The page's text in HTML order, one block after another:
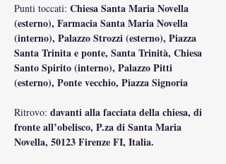
Punti toccati: Chiesa Santa Maria Novella
(esterno), Farmacia Santa Maria Novella
(interno), Palazzo Strozzi (esterno), Piazza
Santa Trinita e ponte, Santa Trinità, Chiesa
Santo Spirito (interno), Palazzo Pitti
(esterno), Ponte vecchio, Piazza Signoria
Ritrovo: davanti alla facciata della chiesa, di
fronte all’obelisco, P.za di Santa Maria
Novella, 50123 Firenze FI, Italia.